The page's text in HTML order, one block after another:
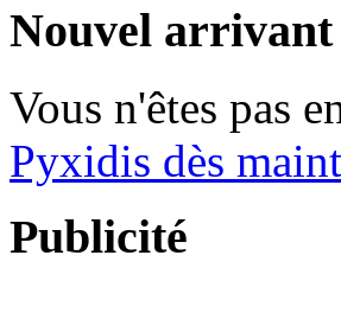
Nouvel arrivant
Vous n'êtes pas
Pyxidis dès
Publicité